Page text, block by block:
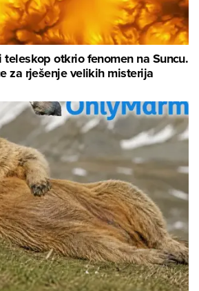
teleskop otkrio fenomen na Suncu.
za rješenje velikih misterija